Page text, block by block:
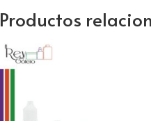
Productos